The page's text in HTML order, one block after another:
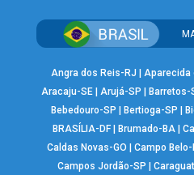
Angra dos Reis-RJ Aparecida
Aracaju-SE |Arujá-SP Barretos-
Bebedouro-SP
Bertioga-SP
BRASÍLIA-DF| Brumado-BA|
Caldas Novas-GO
|Campo Belo-
Campos Jordão-SP